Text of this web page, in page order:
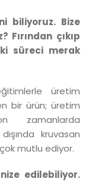
biliyoruz. Bize
Fırından çıkıp
süreci merak
üretim
bir ürün; üretim
zamanlarda
kruvasan
mutlu ediyor.
edilebiliyor.